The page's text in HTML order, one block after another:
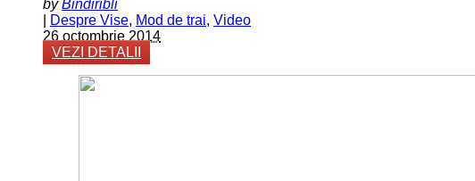
byBindiribli
Despre Vise, Mod de trai, Video
26 octombrie 2014
VEZI DETALII